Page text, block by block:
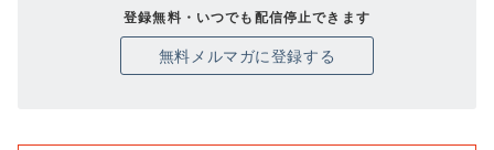
登録無料・いつでも配信停止できます
無料メルマガに登録する